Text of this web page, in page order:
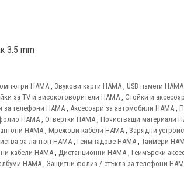
3.5 mm
HAMA Звукови карти HAMA USB памети HAMA
за TV и високоговорители HAMA Стойки и
за телефони HAMA Аксесоари за автомобили HAMA
HAMA Отвертки HAMA Почистващи материали
HAMA
Мрежови кабели HAMA Зарядни
за лаптоп HAMA Геймпадове HAMA Таймери
кабели HAMA Дистанционни HAMA Геймърски
HAMA Защитни фолиа / стъкла за телефони